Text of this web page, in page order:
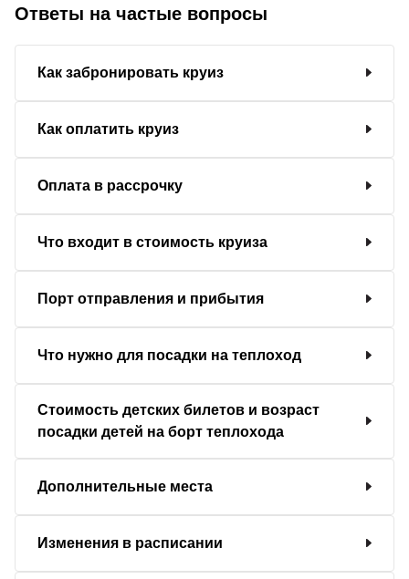
Ответы на частые вопросы
Как забронировать круиз
Как оплатить круиз
Оплата в рассрочку
Что входит в стоимость круиза
Порт отправления и прибытия
Что нужно для посадки на теплоход
Стоимость детских билетов и возраст
посадки детей на борт теплохода
Дополнительные места
Изменения в расписании